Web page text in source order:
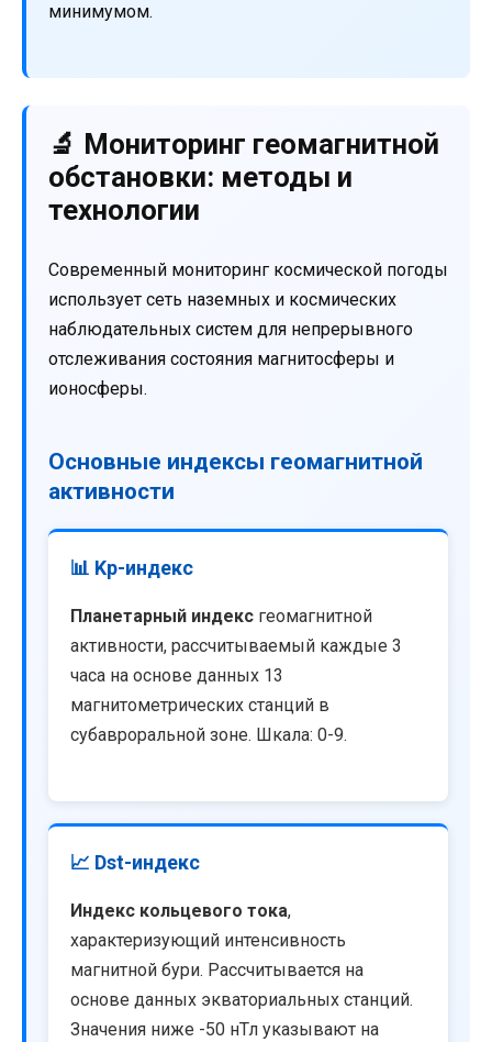
минимумом.
🔬 Мониторинг геомагнитной
обстановки: методы и
технологии
Современный мониторинг космической погоды
использует сеть наземных и космических
наблюдательных систем для непрерывного
отслеживания состояния магнитосферы и
ионосферы.
Основные индексы геомагнитной
активности
📊 Kp-индекс
Планетарный индекс геомагнитной
активности, рассчитываемый каждые 3
часа на основе данных 13
магнитометрических станций в
субавроральной зоне. Шкала: 0-9.
📈 Dst-индекс
Индекс кольцевого тока,
характеризующий интенсивность
магнитной бури. Рассчитывается на
основе данных экваториальных станций.
Значения ниже -50 нТл указывают на